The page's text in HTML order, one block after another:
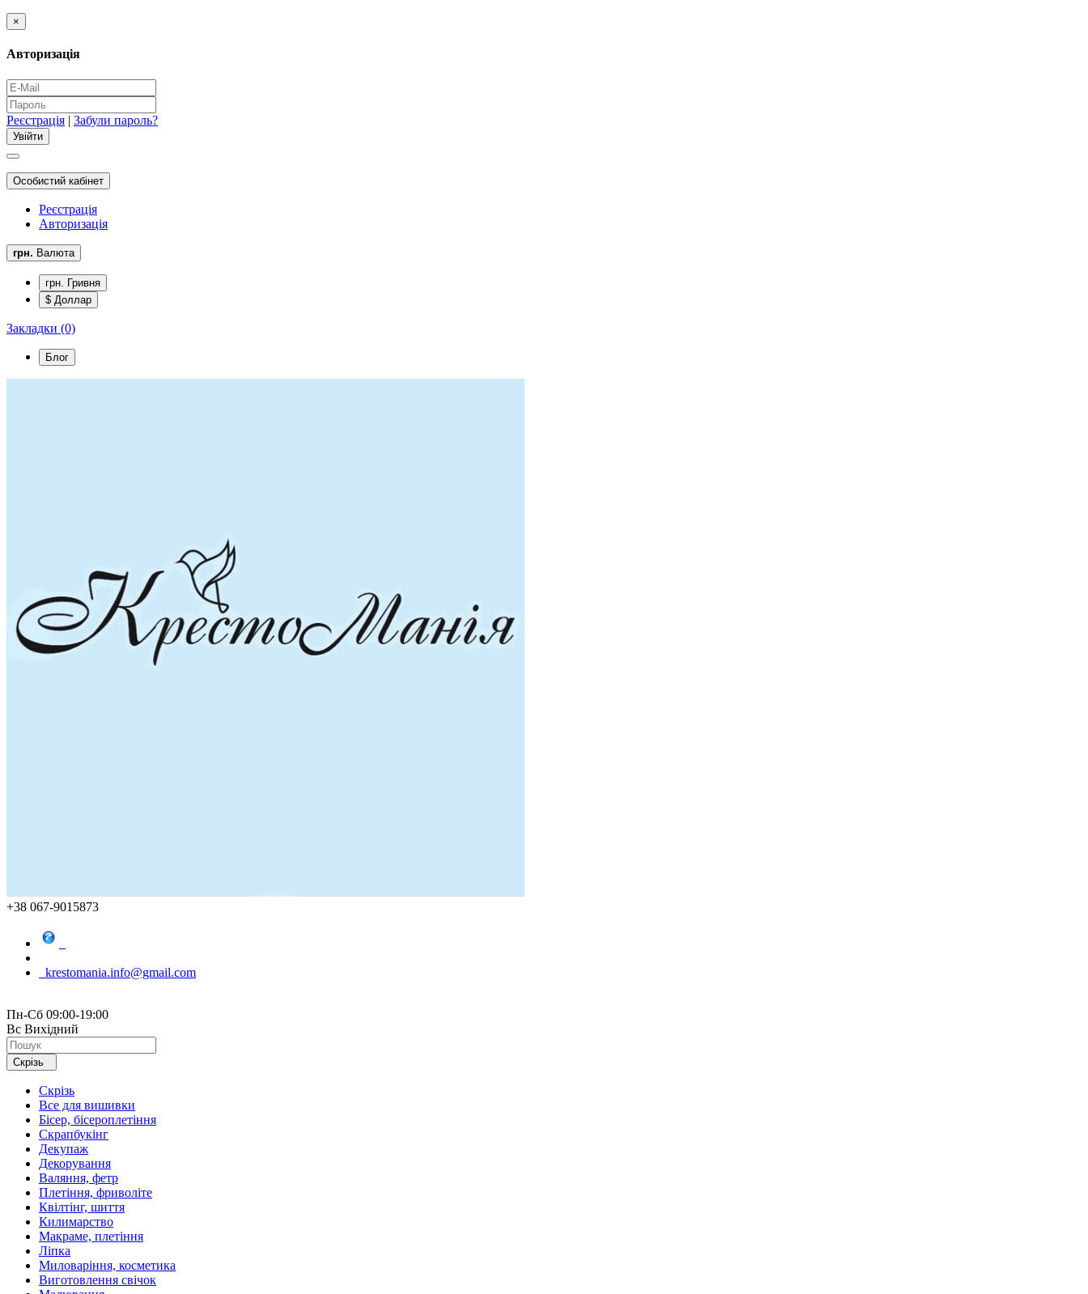
×
Авторизація
Реєстрація | Забули пароль?
Особистий кабінет
Реєстрація
Авторизація
грн. Валюта
грн. Гривня
$ Доллар
Закладки (0)
Блог
+38 067-9015873
krestomania.info@gmail.com
Пн-Сб 09:00-19:00
Вс Вихідний
Скрізь
Скрізь
Все для вишивки
Бісер, бісероплетіння
Скрапбукінг
Декупаж
Декорування
Валяння, фетр
Плетіння, фриволіте
Квілтінг, шиття
Килимарство
Макраме, плетіння
Ліпка
Миловаріння, косметика
Виготовлення свічок